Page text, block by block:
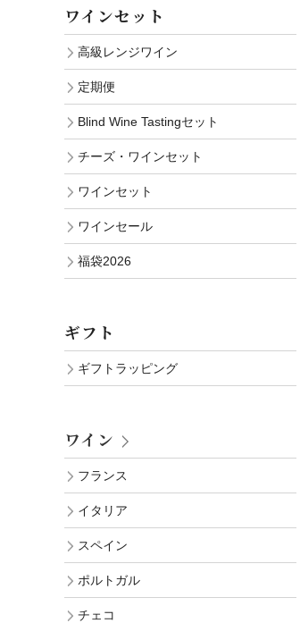
ワインセット
高級レンジワイン
定期便
Blind Wine Tastingセット
チーズ・ワインセット
ワインセット
ワインセール
福袋2026
ギフト
ギフトラッピング
ワイン
フランス
イタリア
スペイン
ポルトガル
チェコ